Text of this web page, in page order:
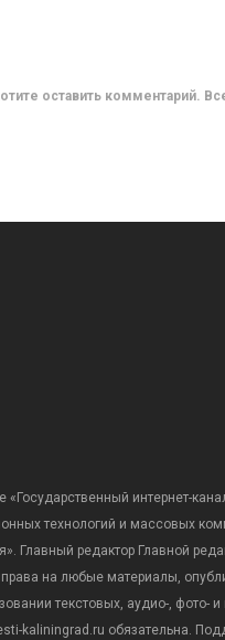
оставить комментарий.
«Государственный интернет-
технологий и массовых
Главный редактор Главной
на любые материалы,
текстовых, аудио-, фото-
kaliningrad.ru обязательна.